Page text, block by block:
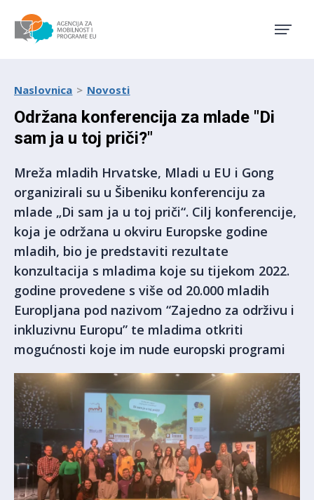
Naslovnica Novosti
Održana konferencija za mlade "Di
sam ja u toj priči?"
Mreža mladih Hrvatske, Mladi u EU i Gong
organizirali su u Šibeniku konferenciju za
mlade „Di sam ja u toj priči“. Cilj konferencije,
koja je održana u okviru Europske godine
mladih, bio je predstaviti rezultate
konzultacija s mladima koje su tijekom 2022.
godine provedene s više od 20.000 mladih
Europljana pod nazivom “Zajedno za održivu i
inkluzivnu Europu” te mladima otkriti
mogućnosti koje im nude europski programi